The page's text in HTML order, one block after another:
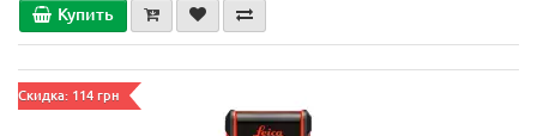
Купить
Скидка: 114 грн